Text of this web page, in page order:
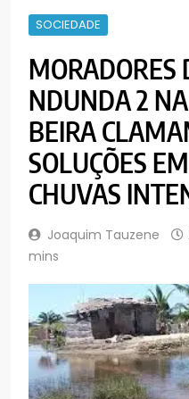
SOCIEDADE
MORADORES
NDUNDA 2
BEIRA
SOLUÇÕES
CHUVAS
Joaquim Tauzene
mins